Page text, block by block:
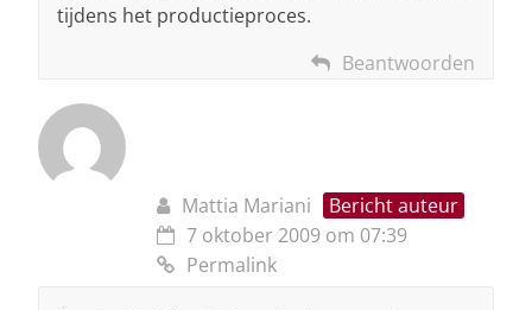
tijdens het productieproces.
Beantwoorden
Mattia Mariani
Bericht auteur
7 oktober 2009 om 07:39
Permalink